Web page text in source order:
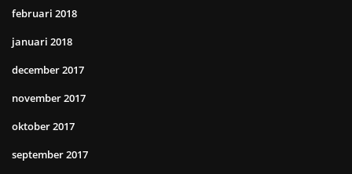
februari 2018
januari 2018
december 2017
november 2017
oktober 2017
september 2017